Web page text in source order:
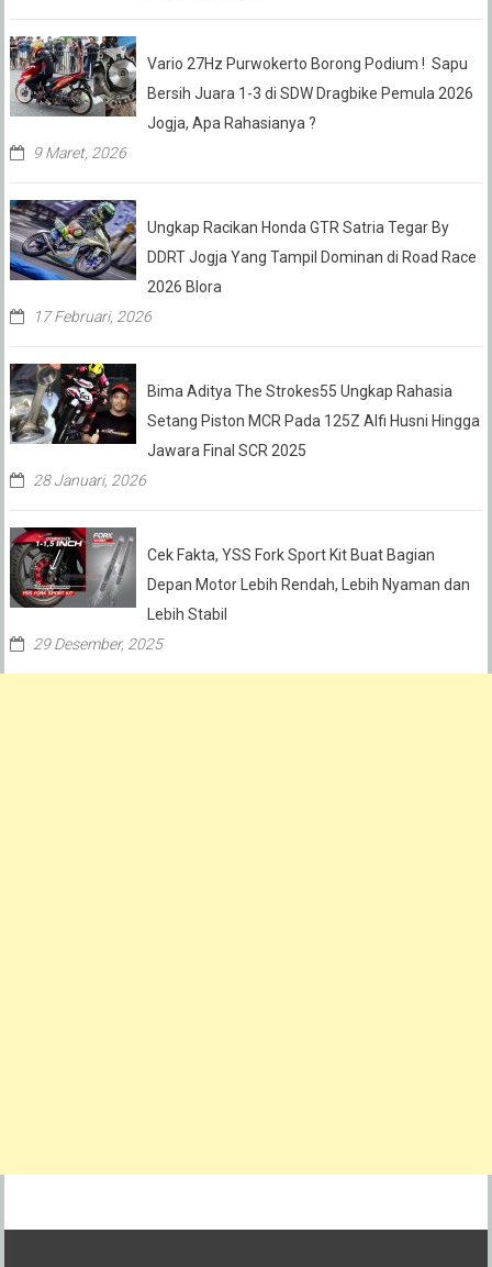
Vario 27Hz Purwokerto Borong Podium ! Sapu
Bersih Juara 1-3 di SDW Dragbike Pemula 2026
Jogja, Apa Rahasianya ?
9 Maret, 2026
Ungkap Racikan Honda GTR Satria Tegar By
DDRT Jogja Yang Tampil Dominan di Road Race
2026 Blora
17 Februari, 2026
Bima Aditya The Strokes55 Ungkap Rahasia
Setang Piston MCR Pada 125Z Alfi Husni Hingga
Jawara Final SCR 2025
28 Januari, 2026
Cek Fakta, YSS Fork Sport Kit Buat Bagian
Depan Motor Lebih Rendah, Lebih Nyaman dan
Lebih Stabil
29 Desember, 2025